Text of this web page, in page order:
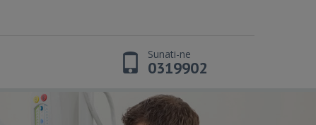
Sunati-ne
0319902